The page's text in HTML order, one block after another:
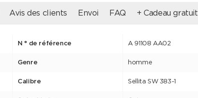
Avis des clients Envoi FAQ + Cadeau gratuit
N ° de référence A 91108 AA02
Genre homme
Calibre Sellita SW 383-1